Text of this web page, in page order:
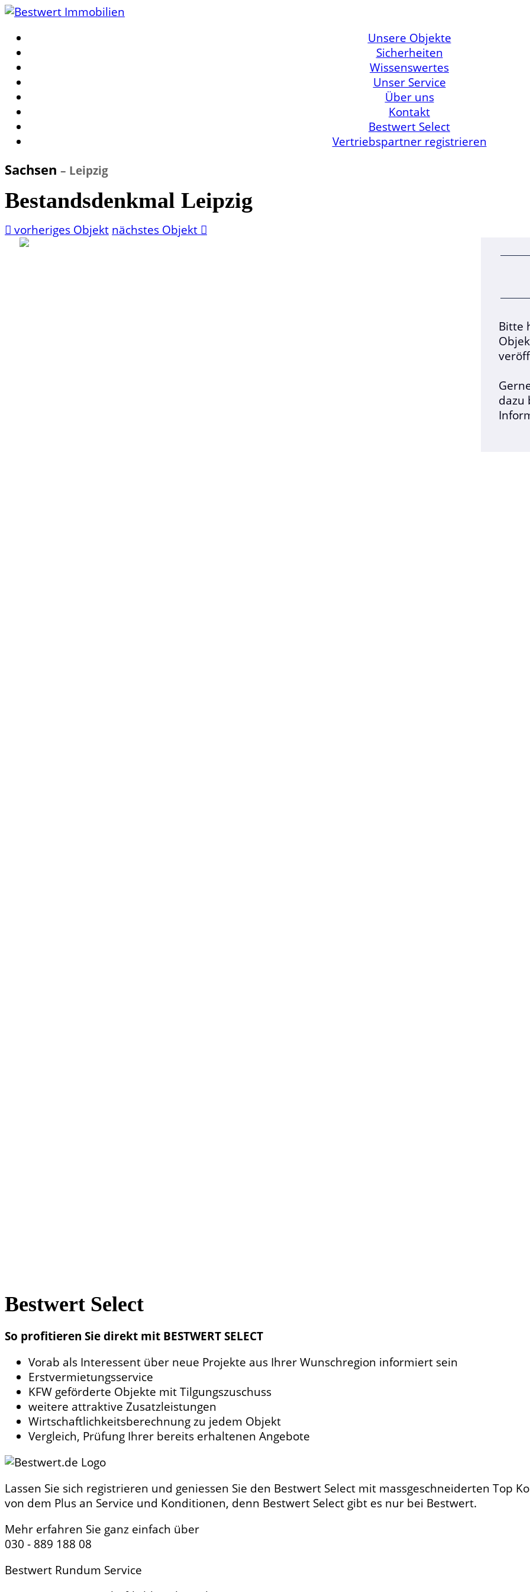
Unsere Objekte
Sicherheiten
Wissenswertes
Unser Service
Über uns
Kontakt
Bestwert Select
Vertriebspartner registrieren
Sachsen – Leipzig
Bestandsdenkmal Leipzig
vorheriges Objekt nächstes Objekt
Bitte
dazu
Bestwert Select
So profitieren Sie direkt mit BESTWERT SELECT
Vorab als Interessent über neue Projekte aus Ihrer Wunschregion informiert sein
Erstvermietungsservice
KFW geförderte Objekte mit Tilgungszuschuss
weitere attraktive Zusatzleistungen
Wirtschaftlichkeitsberechnung zu jedem Objekt
Vergleich, Prüfung Ihrer bereits erhaltenen Angebote
Lassen Sie sich registrieren und geniessen Sie den Bestwert Select mit massgeschneiderten Top
von dem Plus an Service und Konditionen, denn Bestwert Select gibt es nur bei Bestwert.
Mehr erfahren Sie ganz einfach über
030 - 889 188 08
Bestwert Rundum Service